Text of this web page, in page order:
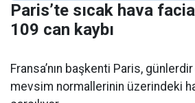
Paris’te sıcak hava
109 can kaybı
Fransa’nın başkenti Paris,
mevsim normallerinin üzerindeki